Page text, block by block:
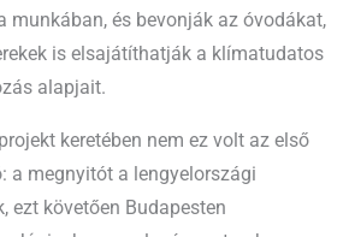
munkában, és bevonják az óvodákat,
is elsajátíthatják a klímatudatos
alapjait.
keretében nem ez volt az első
a megnyitót a lengyelországi
ezt követően Budapesten